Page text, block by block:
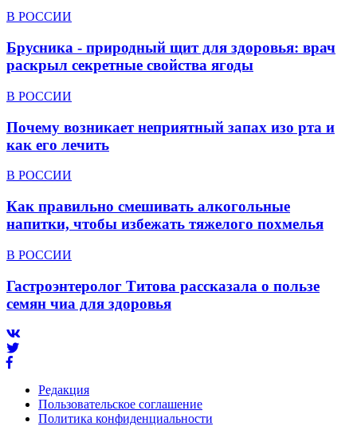
В РОССИИ
Брусника - природный щит для здоровья: врач
раскрыл секретные свойства ягоды
В РОССИИ
Почему возникает неприятный запах изо рта и
как его лечить
В РОССИИ
Как правильно смешивать алкогольные
напитки, чтобы избежать тяжелого похмелья
В РОССИИ
Гастроэнтеролог Титова рассказала о пользе
семян чиа для здоровья
Редакция
Пользовательское соглашение
Политика конфиденциальности